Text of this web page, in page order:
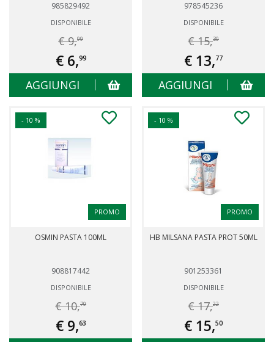
985829492
DISPONIBILE
€ 9,99
€ 6,99
AGGIUNGI
978545236
DISPONIBILE
€ 15,30
€ 13,77
AGGIUNGI
- 10 %
PROMO
OSMIN PASTA 100ML
908817442
DISPONIBILE
€ 10,70
€ 9,63
- 10 %
PROMO
HB MILSANA PASTA PROT 50ML
901253361
DISPONIBILE
€ 17,22
€ 15,50